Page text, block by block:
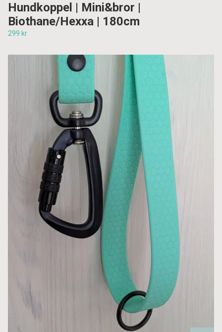
Hundkoppel | Mini&bror |
Biothane/Hexxa | 180cm
299 kr